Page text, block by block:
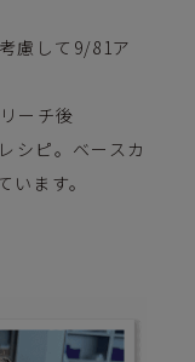
慮して9/81ア
ーチ後
シピ。ベースカ
ます。